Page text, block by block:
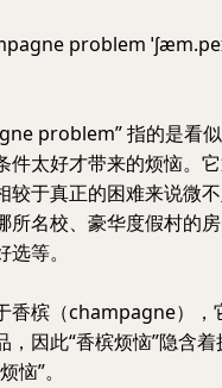
problem
problem” 指的是看
件太好才带来的烦恼。
较于真正的困难来说微
所名校、豪华度假村的
等。
香槟（champagne），
，因此“香槟烦恼”隐含
恼”。